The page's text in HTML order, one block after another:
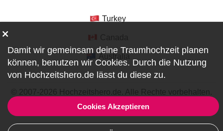
Turkey
Damit wir gemeinsam deine Traumhochzeit planen
können, benutzen wir Cookies. Durch die Nutzung
von Hochzeitshero.de lässt du diese zu.
Cookies Akzeptieren